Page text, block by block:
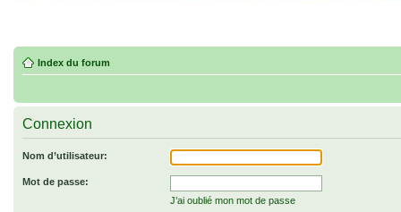
Index du forum
Connexion
Nom d’utilisateur:
Mot de passe:
J’ai oublié mon mot de passe